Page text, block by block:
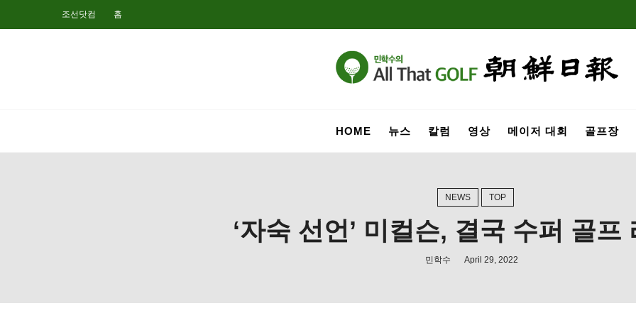
조선닷컴 홈
HOME 뉴스 칼럼 영상 메이저 대회 골프장
NEWS TOP
‘자숙 선언’ 미컬슨, 결국 수퍼 골프
민학수 April 29, 2022